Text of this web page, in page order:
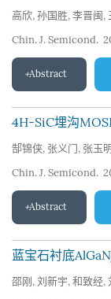
高欣, 孙国胜, 李晋闽 ,
Chin. J. Semicond.
Abstract
4H-SiC埋沟
郜锦侠, 张义门 , 张玉明
Chin. J. Semicond.
Abstract
蓝宝石衬底
邵刚 , 刘新宇, 和致经,